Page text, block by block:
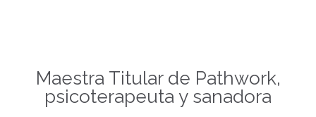
Maestra Titular de Pathwork,
psicoterapeuta y sanadora